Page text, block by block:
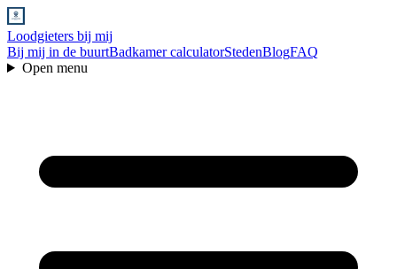
Loodgieters bij mij
Bij mij in de buurtBadkamer calculatorStedenBlogFAQ
Open menu